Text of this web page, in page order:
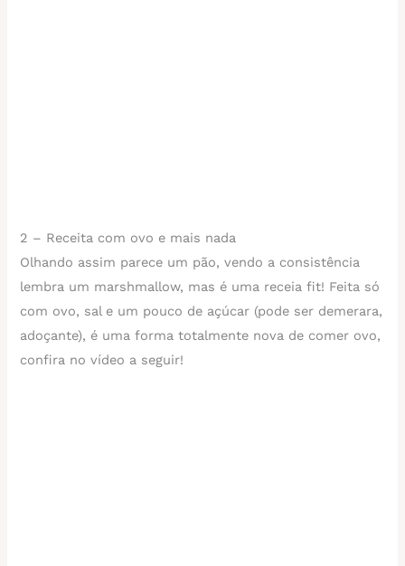
2 – Receita com ovo e mais nada
Olhando assim parece um pão, vendo a consistência
lembra um marshmallow, mas é uma receia fit! Feita só
com ovo, sal e um pouco de açúcar (pode ser demerara,
adoçante), é uma forma totalmente nova de comer ovo,
confira no vídeo a seguir!